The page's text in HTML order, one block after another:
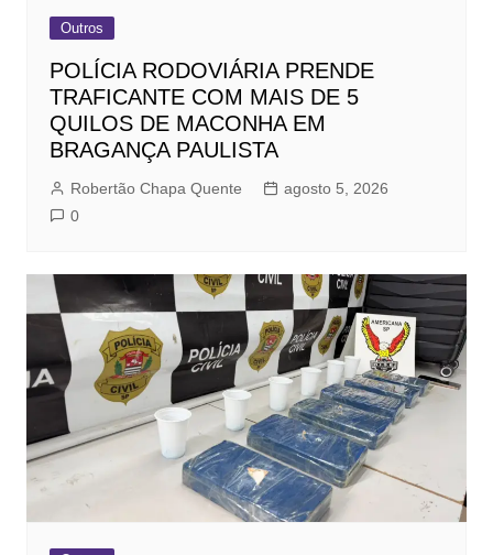
Outros
POLÍCIA RODOVIÁRIA PRENDE
TRAFICANTE COM MAIS DE 5
QUILOS DE MACONHA EM
BRAGANÇA PAULISTA
Robertão Chapa Quente
agosto 5, 2026
0